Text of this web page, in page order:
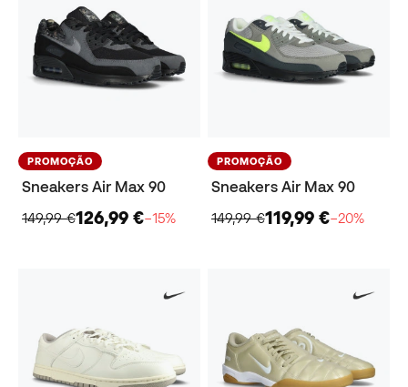
PROMOÇÃO
Sneakers Air Max 90
149,99 €126,99 €−15%
PROMOÇÃO
Sneakers Air Max 90
149,99 €119,99 €−20%